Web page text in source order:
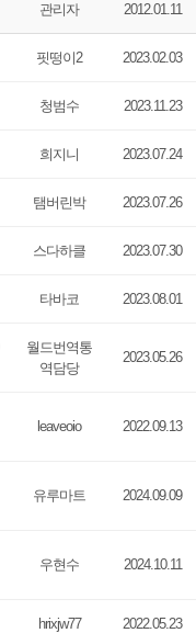
관리자 2012.01.11
핏떵이2 2023.02.03
청범수 2023.11.23
희지니 2023.07.24
탬버린박 2023.07.26
스다하클 2023.07.30
타바코 2023.08.01
월드번역통
역담당
2023.05.26
leaveoio 2022.09.13
유루마트 2024.09.09
우현수 2024.10.11
hrixjw77 2022.05.23